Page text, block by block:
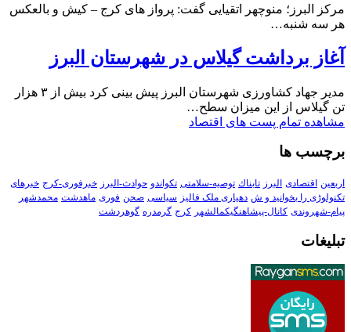
مرکز البرز؛ منوچهر اتقیایی گفت: پرواز های کرج – کیش و بالعکس
هر سه شنبه…
آغاز برداشت گیلاس در شهرستان البرز
مدیر جهاد کشاورزی شهرستان البرز پیش بینی کرد بیش از ۳ هزار
تن گیلاس از این میزان سطح…
مشاهده تمام پست های اقتصاد
برچسب ها
اربعین اقتصادی البرز تابناك توصیه-سلامتی تکواندو حوادث-البرز خبرفوری-کرج خبرهای
تکنولوڑی را بخوانید و ش دهیاری ملک فالیز سیاسی صحن فوری ماهدشت محمدشهر
پیام-شهروندی کانال-پیشاهنگیکمالشهر کرج گرمدره گوهردشت
تبلیغات